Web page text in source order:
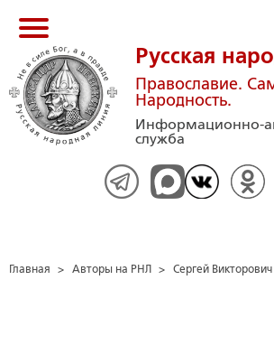
Русская
Православие.
Народность.
Информационно-
служба
Главная > Авторы на РНЛ > Сергей